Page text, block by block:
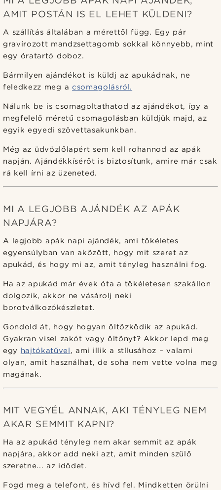
AMIT POSTÁN IS EL LEHET KÜLDENI?
A szállítás általában a mérettől függ. Egy pár
gravírozott mandzsettagomb sokkal könnyebb, mint
egy óratartó doboz.
Bármilyen ajándékot is küldj az apukádnak, ne
feledkezz meg acsomagolásról.
Nálunk be is csomagoltathatod az ajándékot, így a
megfelelő méretű csomagolásban küldjük majd, az
egyik egyedi szövettasakunkban.
Még az üdvözlőlapért sem kell rohannod az apák
napján. Ajándékkísérőt is biztosítunk, amire már csak
rá kell írni az üzeneted.
MI A LEGJOBB AJÁNDÉK AZ APÁK
NAPJÁRA?
A legjobb apák napi ajándék, ami tökéletes
egyensúlyban van aközött, hogy mit szeret az
apukád, és hogy mi az, amit tényleg használni fog.
Ha az apukád már évek óta a tökéletesen szakállon
dolgozik, akkor ne vásárolj neki
borotválkozókészletet.
Gondold át, hogy hogyan öltözködik az apukád.
Gyakran visel zakót vagy öltönyt? Akkor lepd meg
egy hajtókatűvel, ami illik a stílusához – valami
olyan, amit használhat, de soha nem vette volna meg
magának.
MIT VEGYÉL ANNAK, AKI TÉNYLEG NEM
AKAR SEMMIT KAPNI?
Ha az apukád tényleg nem akar semmit az apák
napjára, akkor add neki azt, amit minden szülő
szeretne... az idődet.
Fogd meg a telefont, és hívd fel. Mindketten örülni